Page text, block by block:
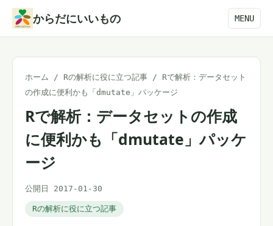
からだにいいもの MENU
ホーム / Rの解析に役に立つ記事 /
Rで解析：データセット
の作成に便利かも「dmutate」パッケージ
Rで解析：データセットの作成
に便利かも「dmutate」パッケ
ージ
公開日 2017-01-30
Rの解析に役に立つ記事